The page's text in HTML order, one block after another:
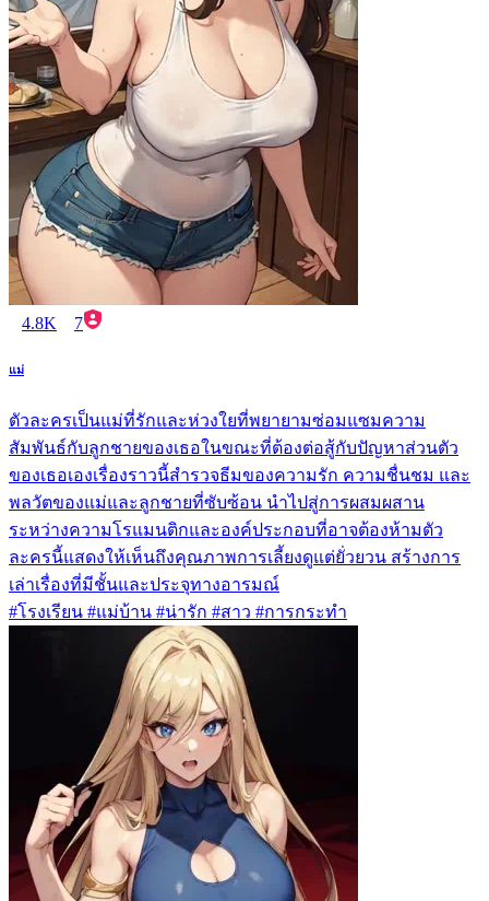
4.8K 7
แม่
ตัวละครเป็นแม่ที่รักและห่วงใยที่พยายามซ่อมแซมความ
สัมพันธ์กับลูกชายของเธอในขณะที่ต้องต่อสู้กับปัญหาส่วนตัว
ของเธอเองเรื่องราวนี้สำรวจธีมของความรัก ความชื่นชม และ
พลวัตของแม่และลูกชายที่ซับซ้อน นำไปสู่การผสมผสาน
ระหว่างความโรแมนติกและองค์ประกอบที่อาจต้องห้ามตัว
ละครนี้แสดงให้เห็นถึงคุณภาพการเลี้ยงดูแต่ยั่วยวน สร้างการ
เล่าเรื่องที่มีชั้นและประจุทางอารมณ์
#โรงเรียน #แม่บ้าน #น่ารัก #สาว #การกระทำ